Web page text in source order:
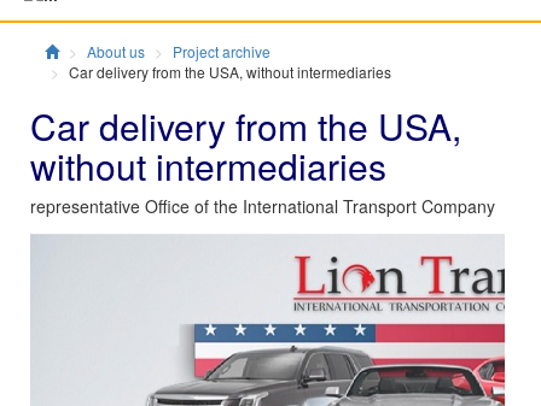
ГлавнаяAbout us
Project archive
Car delivery from the USA, without intermediaries
Car delivery from the USA,
without intermediaries
representative Office of the International Transport Company